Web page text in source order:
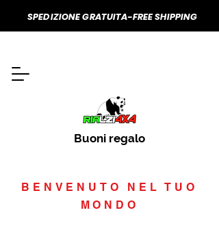
Buoni regalo
BENVENUTO NEL TUO
MONDO
SPEDIZIONE GRATUITA-FREE SHIPPING